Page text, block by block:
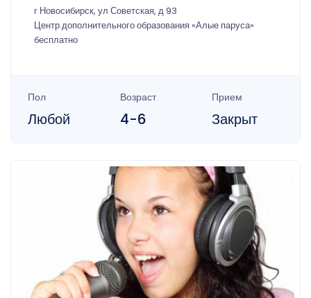
г Новосибирск, ул Советская, д 93
Центр дополнительного образования «Алые паруса»
бесплатно
Пол
Любой
Возраст
4-6
Прием
Закрыт